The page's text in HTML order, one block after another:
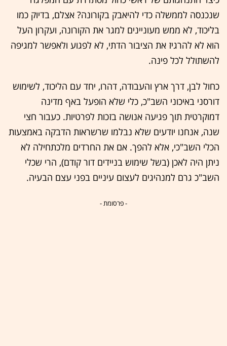
שנכנסה לממשלה כדי להיאבק בקורונה? אצלם, בדיוק כמו
בליכוד, לא ממש מעוניינים למגר את הקורונה, ועקרון העל
הוא לא להרגיז את הציבור הדתי, לא לפגוע ולאפשר למגיפה
להשתולל לכל פינה.
כחול לבן, דרך ארץ והעבודה, דהרו, יחד עם הליכוד, לשימוש
דורסני באיכוני השב"כ, כלי שלא הופעל באף מדינה
דמוקרטית תוך פגיעה אנושה בזכות לפרטיות. כעבור חצי
שנה, אנחנו יודעים שלא נבלמו שרשראות הדבקה באמצעות
הכלי השב"כי, אלא להפך. אם את החרדים מלכתחילה לא
ניתן היה לאכן (בשל שימוש בניידים דור קודם), הרי שכלי
השב"כ גרם למנהיגים לעצום עיניים בפני עצם הבעיה.
- פרסומת -